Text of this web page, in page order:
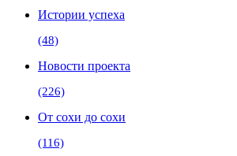
Истории успеха
(48)
Новости проекта
(226)
От сохи до сохи
(116)